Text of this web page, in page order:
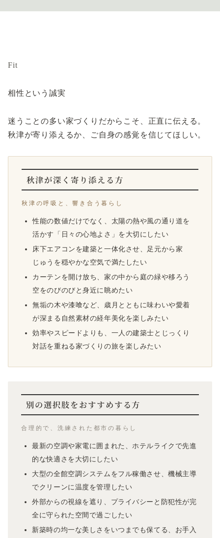
Fit
相性という誠実
迷うことの多い家づくりだからこそ、正直に伝える。
秋津が寄り添えるか、ご自身の感覚を信じてほしい。
秋津が深く寄り添える方
秋津の呼吸と、響き合う暮らし
性能の数値だけでなく、太陽の熱や風の通り道を
活かす「日々の心地よさ」を大切にしたい
床下エアコンを建築と一体化させ、足元から家
じゅうを穏やかな空気で満たしたい
カーテンを開け放ち、家の中から庭の緑や移ろう
空をのびのびと身近に眺めたい
無垢の木や漆喰など、歳月とともに味わいや愛着
が深まる自然素材の経年美化を楽しみたい
効率やスピードよりも、一人の建築士とじっくり
対話を重ねる家づくりの旅を楽しみたい
別の選択肢をおすすめする方
合理的で、洗練された都市の暮らし
最新の空調や家電に囲まれた、ホテルライクで先進
的な快適さを大切にしたい
大型の全館空調システムをフル稼働させ、機械主導
でクリーンに温度を管理したい
外部からの視線を遮り、プライバシーと防犯性が完
全に守られた空間で過ごしたい
新築時の均一な美しさをいつまでも保てる、お手入